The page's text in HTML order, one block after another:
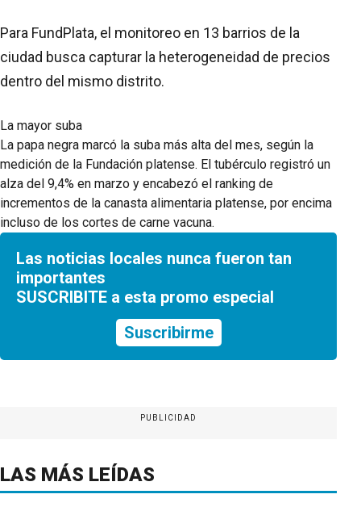
Para FundPlata, el monitoreo en 13 barrios de la
ciudad busca capturar la heterogeneidad de precios
dentro del mismo distrito.
La mayor suba
La papa negra marcó la suba más alta del mes, según la
medición de la Fundación platense. El tubérculo registró un
alza del 9,4% en marzo y encabezó el ranking de
incrementos de la canasta alimentaria platense, por encima
incluso de los cortes de carne vacuna.
Las noticias locales nunca fueron tan
importantes
SUSCRIBITE a esta promo especial
Suscribirme
PUBLICIDAD
LAS MÁS LEÍDAS